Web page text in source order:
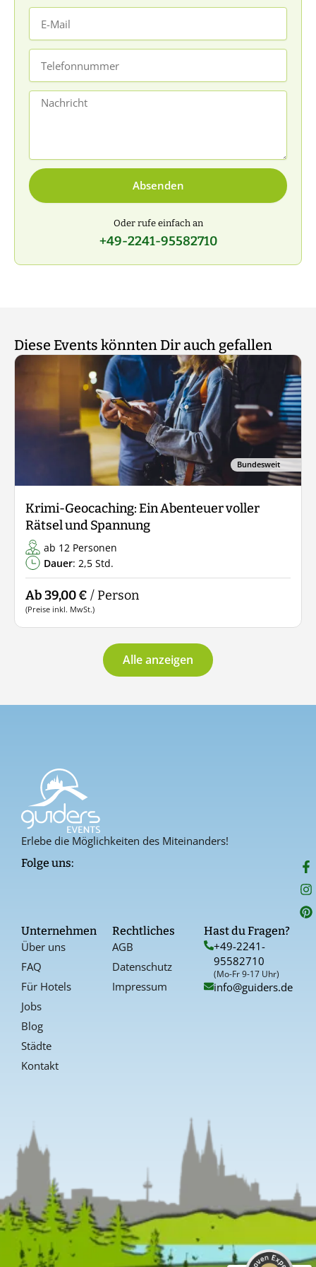
Mail
Nachricht
Absenden
Oder rufe einfach an
+49-2241-95582710
Diese Events könnten Dir auch gefallen
Bundesweit
Krimi-Geocaching: Ein Abenteuer voller
Rätsel und Spannung
ab 12 Personen
Dauer: 2,5 Std.
Ab 39,00 € / Person
(Preise inkl. MwSt.)
Alle anzeigen
Erlebe die Möglichkeiten des Miteinanders!
Folge uns: F
a
c
e
b
I
n
s
t
a
P
i
n
t
e
Unternehmen
Über uns
FAQ
Für Hotels
Jobs
Blog
Städte
Kontakt
Rechtliches
AGB
Datenschutz
Impressum
Hast du Fragen?
+49-2241-
95582710
(Mo-Fr 9-17 Uhr)
info@guiders.de
Kundenbewertungen und Erfahrungen zu
Empfehlungen auf
ProvenExpert.com
SEHR GUT
4,66
/
5,00